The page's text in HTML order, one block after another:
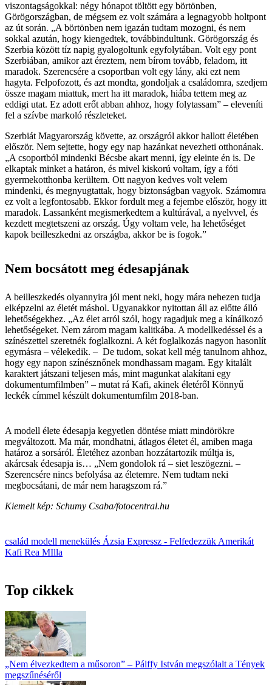
viszontagságokkal: négy hónapot töltött egy börtönben,
Görögországban, de mégsem ez volt számára a legnagyobb holtpont
az út során. „A börtönben nem igazán tudtam mozogni, és nem
sokkal azután, hogy kiengedtek, továbbindultunk. Görögország és
Szerbia között tíz napig gyalogoltunk egyfolytában. Volt egy pont
Szerbiában, amikor azt éreztem, nem bírom tovább, feladom, itt
maradok. Szerencsére a csoportban volt egy lány, aki ezt nem
hagyta. Felpofozott, és azt mondta, gondoljak a családomra, szedjem
össze magam miattuk, mert ha itt maradok, hiába tettem meg az
eddigi utat. Ez adott erőt abban ahhoz, hogy folytassam” – eleveníti
fel a szívbe markoló részleteket.
Szerbiát Magyarország követte, az országról akkor hallott életében
először. Nem sejtette, hogy egy nap hazánkat nevezheti otthonának.
„A csoportból mindenki Bécsbe akart menni, így eleinte én is. De
elkaptak minket a határon, és mivel kiskorú voltam, így a fóti
gyermekotthonba kerültem. Ott nagyon kedves volt velem
mindenki, és megnyugtattak, hogy biztonságban vagyok. Számomra
ez volt a legfontosabb. Ekkor fordult meg a fejembe először, hogy itt
maradok. Lassanként megismerkedtem a kultúrával, a nyelvvel, és
kezdett megtetszeni az ország. Úgy voltam vele, ha lehetőséget
kapok beilleszkedni az országba, akkor be is fogok.”
Nem bocsátott meg édesapjának
A beilleszkedés olyannyira jól ment neki, hogy mára nehezen tudja
elképzelni az életét máshol. Ugyanakkor nyitottan áll az előtte álló
lehetőségekhez. „Az élet arról szól, hogy ragadjuk meg a kínálkozó
lehetőségeket. Nem zárom magam kalitkába. A modellkedéssel és a
színészettel szeretnék foglalkozni. A két foglalkozás nagyon hasonlít
egymásra – vélekedik. – De tudom, sokat kell még tanulnom ahhoz,
hogy egy napon színésznőnek mondhassam magam. Egy kitalált
karaktert játszani teljesen más, mint magunkat alakítani egy
dokumentumfilmben” – mutat rá Kafi, akinek életéről Könnyű
leckék címmel készült dokumentumfilm 2018-ban.
A modell élete édesapja kegyetlen döntése miatt mindörökre
megváltozott. Ma már, mondhatni, átlagos életet él, amiben maga
határoz a sorsáról. Életéhez azonban hozzátartozik múltja is,
akárcsak édesapja is… „Nem gondolok rá – siet leszögezni. –
Szerencsére nincs befolyása az életemre. Nem tudtam neki
megbocsátani, de már nem haragszom rá.”
Kiemelt kép: Schumy Csaba/fotocentral.hu
család modell menekülés Ázsia Expressz - Felfedezzük Amerikát
Kafi Rea MIlla
Top cikkek
„Nem élvezkedtem a műsoron” – Pálffy István megszólalt a Tények
megszűnéséről